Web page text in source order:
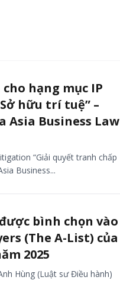
hạng mục IP
hữu trí tuệ” –
Asia Business Law
“Giải quyết tranh chấp
Business...
bình chọn vào
(The A-List) của
2025
Hùng (Luật sư Điều hành)